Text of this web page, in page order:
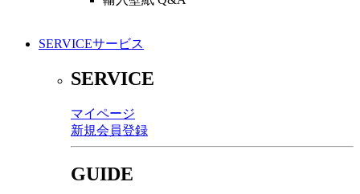
SERVICEサービス
SERVICE
マイページ
新規会員登録
GUIDE